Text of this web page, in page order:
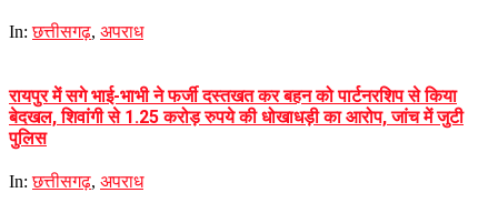
In: छत्तीसगढ़, अपराध
रायपुर में सगे भाई-भाभी ने फर्जी दस्तखत कर बहन को पार्टनरशिप से किया
बेदखल, शिवांगी से 1.25 करोड़ रुपये की धोखाधड़ी का आरोप, जांच में जुटी
पुलिस
In: छत्तीसगढ़, अपराध